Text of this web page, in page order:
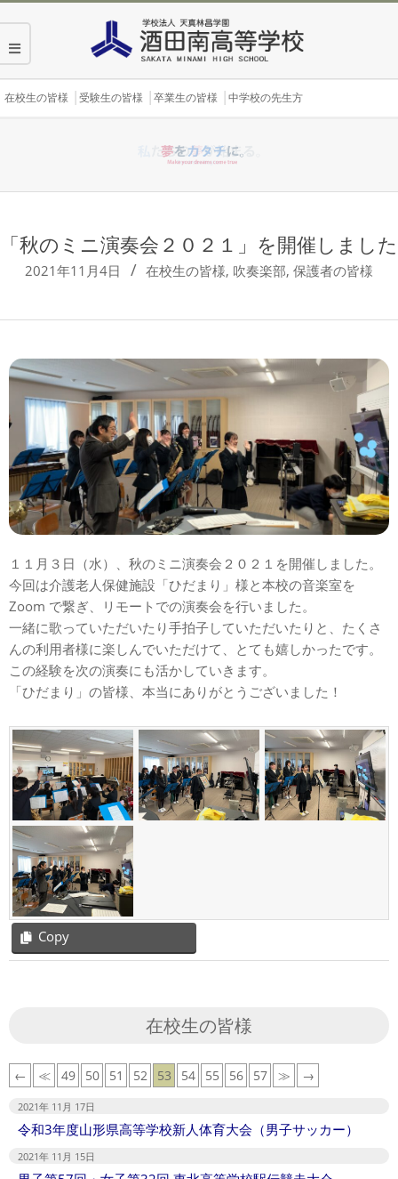
content
Secondary
在校生の皆様 受験生の皆様 卒業生の皆様 中学校の先生方
「秋のミニ演奏会２０２１」を開催しました
2021年11月4日 在校生の皆様, 吹奏楽部, 保護者の皆様
１１月３日（水）、秋のミニ演奏会２０２１を開催しました。
今回は介護老人保健施設「ひだまり」様と本校の音楽室を
Zoom で繋ぎ、リモートでの演奏会を行いました。
一緒に歌っていただいたり手拍子していただいたりと、たくさ
んの利用者様に楽しんでいただけて、とても嬉しかったです。
この経験を次の演奏にも活かしていきます。
「ひだまり」の皆様、本当にありがとうございました！
Copy
在校生の皆様
← ≪ 49 50 51 52 53 54 55 56 57 ≫ →
2021年 11月 17日
令和3年度山形県高等学校新人体育大会（男子サッカー）
2021年 11月 15日